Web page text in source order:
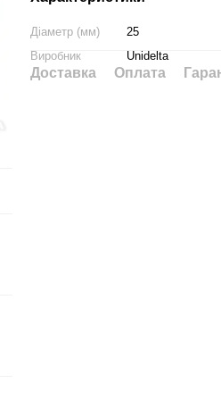
Діаметр (мм)
25
Виробник
Unidelta
Доставка Оплата